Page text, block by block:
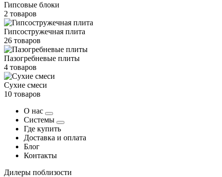
Гипсовые блоки
2 товаров
Гипсостружечная плита
26 товаров
Пазогребневые плиты
4 товаров
Сухие смеси
10 товаров
О нас
Системы
Где купить
Доставка и оплата
Блог
Контакты
Дилеры поблизости